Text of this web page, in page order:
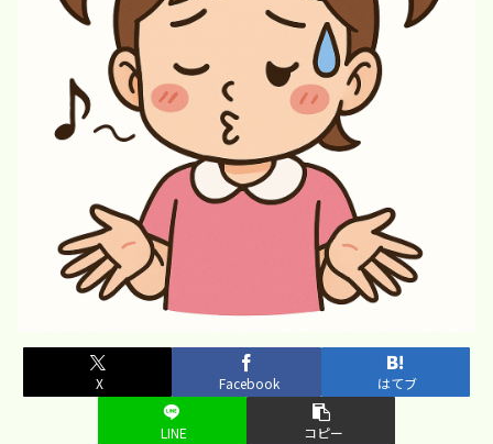
X Facebook はてブ
LINE コピー